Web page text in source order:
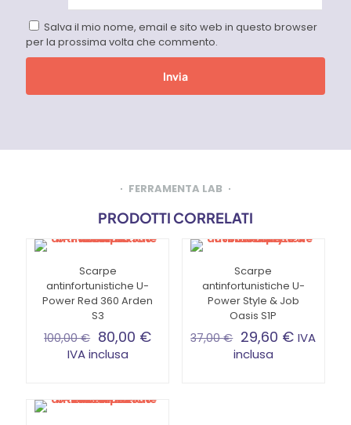
Salva il mio nome, email e sito web in questo browser
per la prossima volta che commento.
FERRAMENTA LAB
PRODOTTI CORRELATI
Scarpe
antinfortunistiche U-
Power Red 360 Arden
S3
100,00€ 80,00 €
IVA inclusa
ha
Scarpe
antinfortunistiche U-
Power Style & Job
Oasis S1P
37,00€ 29,60 € IVA
inclusa